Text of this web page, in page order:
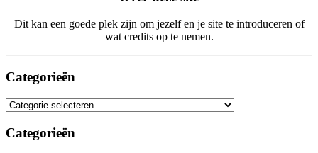
Dit kan een goede plek zijn om jezelf en je site te introduceren of
wat credits op te nemen.
Categorieën
Categorieën
Categorieën